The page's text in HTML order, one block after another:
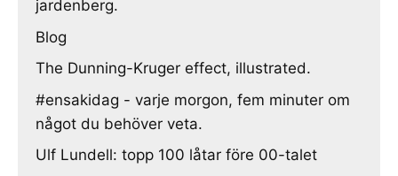
jardenberg.
Blog
The Dunning-Kruger effect, illustrated.
#ensakidag - varje morgon, fem minuter om
något du behöver veta.
Ulf Lundell: topp 100 låtar före 00-talet